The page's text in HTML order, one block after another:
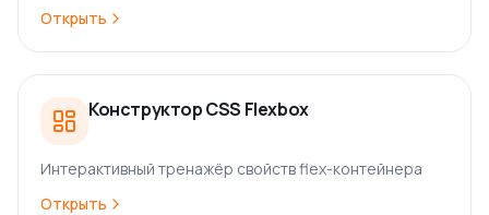
Открыть
Конструктор CSS Flexbox
Интерактивный тренажёр свойств flex-контейнера
Открыть